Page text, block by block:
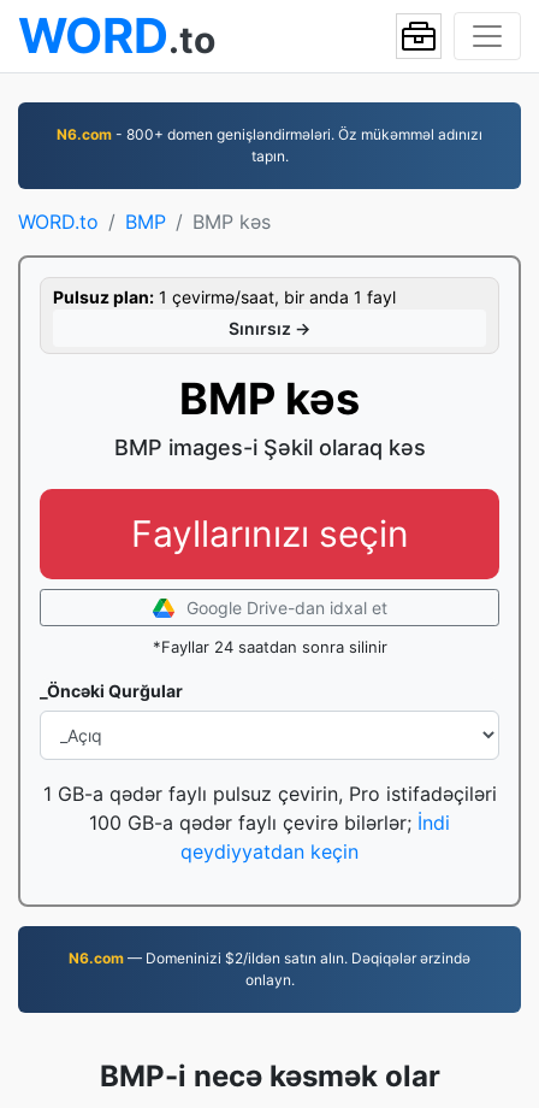
WORD.to
N6.com - 800+ domen genişləndirmələri. Öz mükəmməl adınızı
tapın.
WORD.to BMP BMP kəs
Pulsuz plan: 1 çevirmə/saat, bir anda 1 fayl
Sınırsız →
BMP kəs
BMP images-i Şəkil olaraq kəs
Fayllarınızı seçin
Google Drive-dan idxal et
*Fayllar 24 saatdan sonra silinir
_Öncəki Qurğular
1 GB-a qədər faylı pulsuz çevirin, Pro istifadəçiləri
100 GB-a qədər faylı çevirə bilərlər; İndi
qeydiyyatdan keçin
N6.com — Domeninizi $2/ildən satın alın. Dəqiqələr ərzində
onlayn.
BMP-i necə kəsmək olar